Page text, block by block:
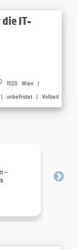
IT-
1020 Wien |
| unbefristet | Vollzeit
–